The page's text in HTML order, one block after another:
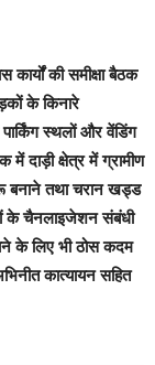
कार्यों की समीक्षा बैठक
के किनारे
स्थलों और वेंडिंग
में दाड़ी क्षेत्र में ग्रामीण
बनाने तथा चरान खड्ड
के चैनलाइजेशन संबंधी
के लिए भी ठोस कदम
कात्यायन सहित